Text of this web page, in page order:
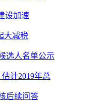
设加速
大减税
选人名单公示
计2019年总
后续问答